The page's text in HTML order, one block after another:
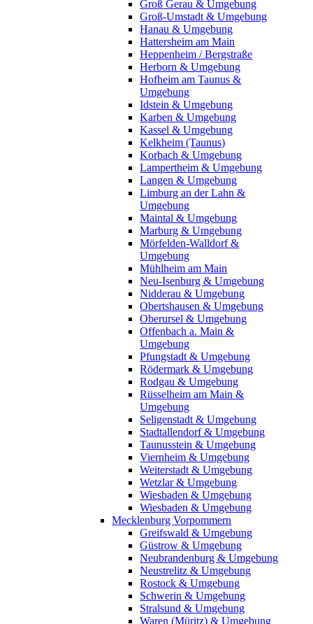
Groß Gerau & Umgebung
Groß-Umstadt & Umgebung
Hanau & Umgebung
Hattersheim am Main
Heppenheim / Bergstraße
Herborn & Umgebung
Hofheim am Taunus &
Umgebung
Idstein & Umgebung
Karben & Umgebung
Kassel & Umgebung
Kelkheim (Taunus)
Korbach & Umgebung
Lampertheim & Umgebung
Langen & Umgebung
Limburg an der Lahn &
Umgebung
Maintal & Umgebung
Marburg & Umgebung
Mörfelden-Walldorf &
Umgebung
Mühlheim am Main
Neu-Isenburg & Umgebung
Nidderau & Umgebung
Obertshausen & Umgebung
Oberursel & Umgebung
Offenbach a. Main &
Umgebung
Pfungstadt & Umgebung
Rödermark & Umgebung
Rodgau & Umgebung
Rüsselheim am Main &
Umgebung
Seligenstadt & Umgebung
Stadtallendorf & Umgebung
Taunusstein & Umgebung
Viernheim & Umgebung
Weiterstadt & Umgebung
Wetzlar & Umgebung
Wiesbaden & Umgebung
Wiesbaden & Umgebung
Mecklenburg Vorpommern
Greifswald & Umgebung
Güstrow & Umgebung
Neubrandenburg & Umgebung
Neustrelitz & Umgebung
Rostock & Umgebung
Schwerin & Umgebung
Stralsund & Umgebung
Waren (Müritz) & Umgebung